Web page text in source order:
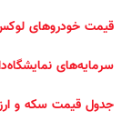
قیمت خودروهای
سرمایه‌های
جدول قیمت سکه و